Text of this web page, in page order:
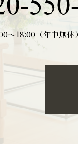
〜18:00（年中無休）